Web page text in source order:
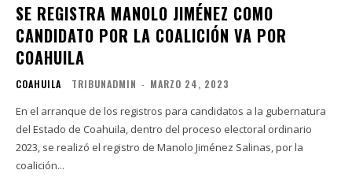
SE REGISTRA MANOLO JIMÉNEZ COMO
CANDIDATO POR LA COALICIÓN VA POR
COAHUILA
COAHUILA TRIBUNADMIN - MARZO 24, 2023
En el arranque de los registros para candidatos a la gubernatura
del Estado de Coahuila, dentro del proceso electoral ordinario
2023, se realizó el registro de Manolo Jiménez Salinas, por la
coalición...